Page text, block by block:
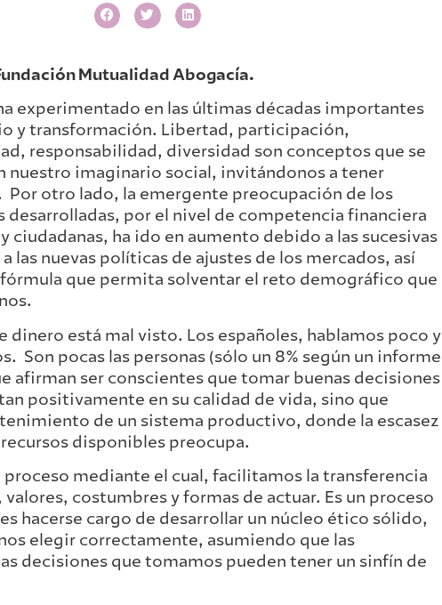
Mutualidad Abogacía.
experimentado en las últimas décadas importantes
y transformación. Libertad, participación,
responsabilidad, diversidad son conceptos que se
nuestro imaginario social, invitándonos a tener
otro lado, la emergente preocupación de los
desarrolladas, por el nivel de competencia financiera
ciudadanas, ha ido en aumento debido a las sucesivas
las nuevas políticas de ajustes de los mercados, así
que permita solventar el reto demográfico que
dinero está mal visto. Los españoles, hablamos poco y
Son pocas las personas (sólo un 8% según un informe
afirman ser conscientes que tomar buenas decisiones
positivamente en su calidad de vida, sino que
de un sistema productivo, donde la escasez
disponibles preocupa.
proceso mediante el cual, facilitamos la transferencia
costumbres y formas de actuar. Es un proceso
hacerse cargo de desarrollar un núcleo ético sólido,
elegir correctamente, asumiendo que las
decisiones que tomamos pueden tener un sinfín de